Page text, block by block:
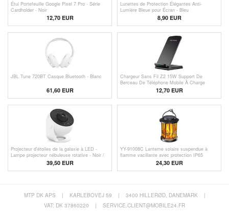
Étui Portefeuille Google Pixel 7 Pro - Série
Cardholder - Noir
12,70 EUR
Lunettes de Protection Élégantes Anti-
Lumière Bleue pour Écran - Bleu
8,90 EUR
JBL Tune 720BT Casque Bluetooth - Blanc
61,60 EUR
Chargeur Sans Fil Z2 15W Support De
Berceau De Téléphone Mobile À Charge
Rapide Pour IPhone Samsung Huawei Xiaomi
12,70 EUR
Projecteur d'étoiles de la galaxie à LED -
Lampe projecteur nébuleuse rotative - Noir /
39,50EUR
YY-91008C Lanterne solaire suspendue à
flamme vacillante avec protection IP65
24,30 EUR
MTP DK APS | KARLEBOVEJ 59 | 3400 HILLERØD, DANEMARK
|
VAT: DK 37860220
| SERVICE.CLIENT@MOBILE24.FR